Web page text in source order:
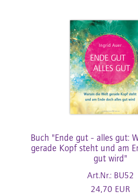
Buch "Ende gut - alles gut:
gerade Kopf steht und am
gut wird"
Art.Nr.: BU52
24,70 EUR